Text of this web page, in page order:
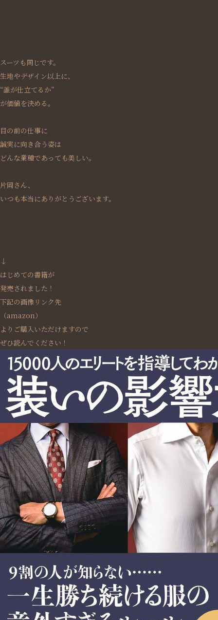
スーツも同じです。
生地やデザイン以上に、
“誰が仕立てるか”
が価値を決める。
目の前の仕事に
誠実に向き合う姿は
どんな業種であっても美しい。
片岡さん、
いつも本当にありがとうございます。
↓
はじめての書籍が
発売されました！
下記の画像リンク先
（amazon）
よりご購入いただけますので
ぜひ読んでください！